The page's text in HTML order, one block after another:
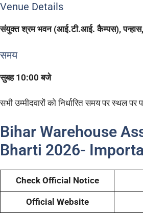
Venue Details
संयुक्त श्रम भवन (आई.टी.आई. कैम्पस), पन्हास,
समय
सुबह 10:00 बजे
सभी उम्मीदवारों को निर्धारित समय पर स्थल पर
Bihar Warehouse
Bharti 2026-
Check Official Notice
Official Website